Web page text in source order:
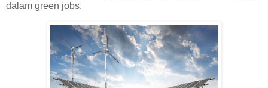
dalam green jobs.